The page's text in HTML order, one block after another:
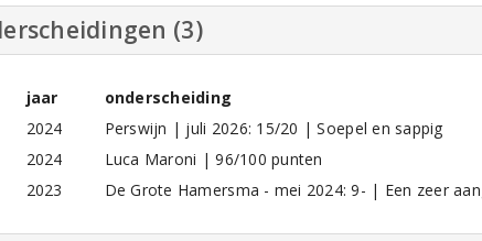
(3)
jaar
onderscheiding
2024
Perswijn | juli 2026: 15/20 | Soepel en sappig
2024
Luca Maroni | 96/100 punten
2023
De Grote Hamersma - mei 2024: 9- | Een zeer